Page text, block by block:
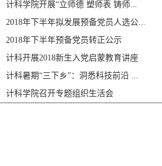
计科学院开展“立师德 塑师表 铸师...
2018年下半年拟发展预备党员人选公...
2018年下半年预备党员转正公示
计科开展2018新生入党启蒙教育讲座
计科暑期“三下乡”：洞悉科技前沿 ...
计科学院召开专题组织生活会